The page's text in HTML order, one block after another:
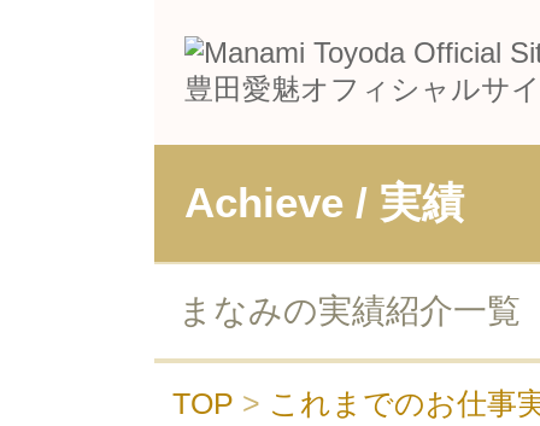
豊田愛魅オフィシャルサ
Achieve / 実績
まなみの実績紹介一覧
TOP > これまでのお仕事